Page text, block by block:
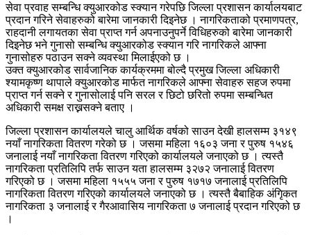
सेवा प्रवाह सम्बन्धि क्युआरकोड स्क्यान गरेपछि जिल्ला प्रशासन कार्यालयबाट
प्रदान गरिने सेवाहरुको बारेमा जानकारी दिइनेछ । नागरिकताको प्रमाणपत्र,
राहदानी लगायतका सेवा प्राप्त गर्न अपनाउनुपर्ने विधिहरुको बारेमा जानकारी
दिइनेछ भने गुनासो सम्बन्धि क्युआरकोड स्क्यान गरि नागरिकले आफ्ना
गुनासोहरु पठाउन सक्ने व्यवस्था मिलाईएको छ ।
उक्त क्युआरकोड सार्वजानिक कार्यक्रममा बोल्दै प्रमुख जिल्ला अधिकारी
श्यामकृष्ण थापाले क्युआरकोड मार्फत नागरिकले आफ्ना सेवाहरु सहज रुपमा
प्राप्त गर्न सक्ने र गुनासोलाई पनि सरल र छिटो छरितो रुपमा सम्बन्धित
अधिकारी समक्ष राख्नसक्ने बताए ।
जिल्ला प्रशासन कार्यालयले चालु आर्थिक वर्षको साउन देखी हालसम्म ३१४९
नयाँ नागरिकता वितरण गरेको छ । जसमा महिला १६०३ जना र पुरुष १५४६
जनालाई नयाँ नागरिकता वितरण गरिएको कार्यालयले जनाएको छ । त्यस्तै
नागरिकता प्रतिलिपि तर्फ साउन यता हालसम्म ३२७२ जनालाई वितरण
गरिएको छ । जसमा महिला १५५५ जना र पुरुष १७१७ जनालाई प्रतिलिपि
नागरिकता वितरण गरिएको कार्यालयले जनाएको छ । त्यस्तै बैबाहिक अंगिृकत
नागरिकता ३ जनालाई र गैरआवासिय नागरिकता ७ जनालाई प्रदान गरिएको छ
।